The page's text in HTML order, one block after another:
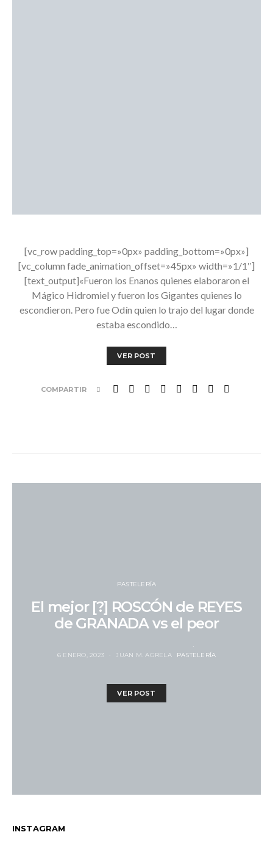
[vc_row padding_top=»0px» padding_bottom=»0px»]
[vc_column fade_animation_offset=»45px» width=»1/1″]
[text_output]«Fueron los Enanos quienes elaboraron el
Mágico Hidromiel y fueron los Gigantes quienes lo
escondieron. Pero fue Odín quien lo trajo del lugar donde
estaba escondido…
VER POST
COMPARTIR
PASTELERÍA
El mejor [?] ROSCÓN de REYES
de GRANADA vs el peor
6 ENERO, 2023 JUAN M. AGRELA PASTELERÍA
VER POST
INSTAGRAM